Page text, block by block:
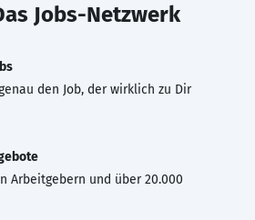
Jobs-Netzwerk
den Job, der wirklich zu Dir
Arbeitgebern und über 20.000